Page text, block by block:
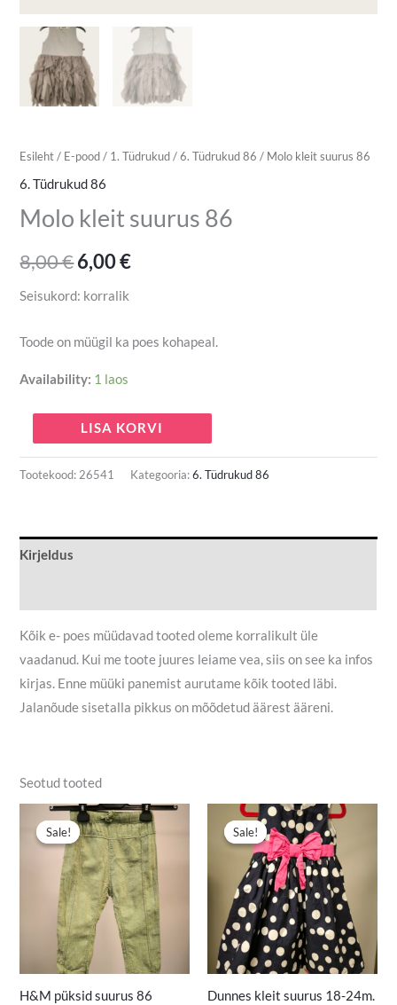
Esileht/ E-pood/ 1. Tüdrukud/6. Tüdrukud 86 / Molo kleit suurus 86
6. Tüdrukud 86
Molo kleit suurus 86
8,00€6,00€
Seisukord: korralik
Toode on müügil ka poes kohapeal.
Availability: 1 laos
LISA KORVI
Tootekood: 26541 Kategooria:6. Tüdrukud 86
Kirjeldus
Kõik e- poes müüdavad tooted oleme korralikult üle
vaadanud. Kui me toote juures leiame vea, siis on see ka infos
kirjas. Enne müüki panemist aurutame kõik tooted läbi.
Jalanõude sisetalla pikkus on mõõdetud äärest ääreni.
Seotud tooted
Sale!
Sale!
H&M püksid suurus 86
Algne
hind
oli:
5,50 €.
Praegune
hind
on:
3,00 €.
Sale!
Sale!
Dunnes kleit suurus 18-24m.
Algne
hind
oli:
4,50 €.
Praegune
hind
on:
3,00 €.